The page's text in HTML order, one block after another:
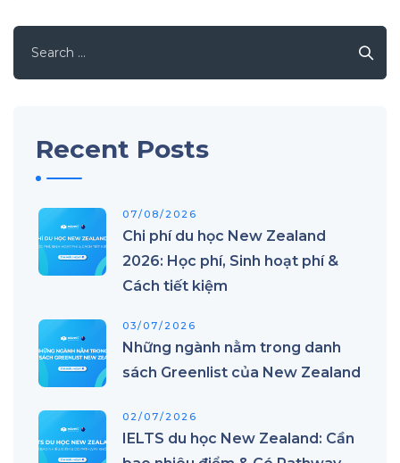
for:
Recent Posts
07/08/2026
Chi phí du học New Zealand
2026: Học phí, Sinh hoạt phí &
Cách tiết kiệm
03/07/2026
Những ngành nằm trong danh
sách Greenlist của New Zealand
02/07/2026
IELTS du học New Zealand: Cần